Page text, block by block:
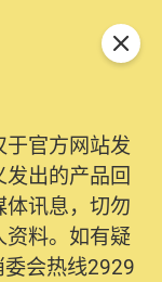
官方网站发
出的产品回
讯息，切勿
资料。如有疑
会热线2929
关闭